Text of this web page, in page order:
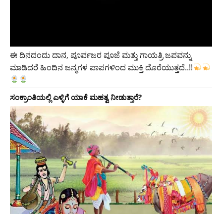
ಈ ದಿನದಂದು ದಾನ, ಪೂರ್ವಜರ ಪೂಜೆ ಮತ್ತು ಗಾಯತ್ರಿ ಜಪವನ್ನು
ಮಾಡಿದರೆ ಹಿಂದಿನ ಜನ್ಮಗಳ ಪಾಪಗಳಿಂದ ಮುಕ್ತಿ ದೊರೆಯುತ್ತದೆ..!!
ಸಂಕ್ರಾಂತಿಯಲ್ಲಿ ಎಳ್ಳಿಗೆ ಯಾಕೆ ಮಹತ್ವ ನೀಡುತ್ತಾರೆ?